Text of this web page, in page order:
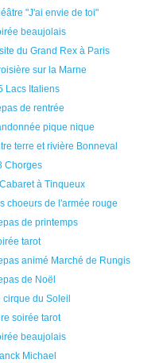
"J'ai envie de toi"
beaujolais
du Grand Rex à Paris
sur la Marne
Lacs Italiens
de rentrée
pique nique
terre et rivière Bonneval
Chorges
à Tinqueux
choeurs de l'armée rouge
de printemps
tarot
animé Marché de Rungis
de Noël
cirque du Soleil
soirée tarot
beaujolais
Michael